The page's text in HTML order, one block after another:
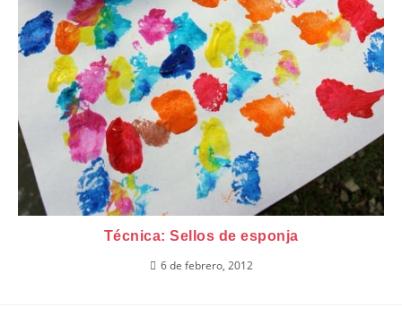
Técnica: Sellos de esponja
6 de febrero, 2012